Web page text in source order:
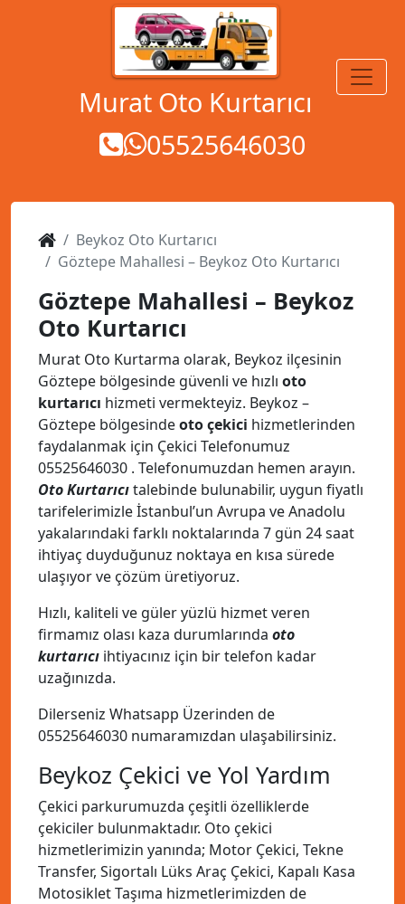
Murat Oto Kurtarıcı
05525646030
MENÜ
Beykoz Oto Kurtarıcı
Göztepe Mahallesi – Beykoz Oto Kurtarıcı
Göztepe Mahallesi – Beykoz
Oto Kurtarıcı
Murat Oto Kurtarma olarak, Beykoz ilçesinin
Göztepe bölgesinde güvenli ve hızlı oto
kurtarıcı hizmeti vermekteyiz. Beykoz –
Göztepe bölgesindeoto çekici hizmetlerinden
faydalanmak için Çekici Telefonumuz
05525646030 . Telefonumuzdan hemen arayın.
Oto Kurtarıcıtalebinde bulunabilir, uygun fiyatlı
tarifelerimizle İstanbul’un Avrupa ve Anadolu
yakalarındaki farklı noktalarında 7 gün 24 saat
ihtiyaç duyduğunuz noktaya en kısa sürede
ulaşıyor ve çözüm üretiyoruz.
Hızlı, kaliteli ve güler yüzlü hizmet veren
firmamız olası kaza durumlarında oto
kurtarıcı ihtiyacınız için bir telefon kadar
uzağınızda.
Dilerseniz Whatsapp Üzerinden de
05525646030 numaramızdan ulaşabilirsiniz.
Beykoz Çekici ve Yol Yardım
Çekici parkurumuzda çeşitli özelliklerde
çekiciler bulunmaktadır. Oto çekici
hizmetlerimizin yanında; Motor Çekici, Tekne
Transfer, Sigortalı Lüks Araç Çekici, Kapalı Kasa
Motosiklet Taşıma hizmetlerimizden de